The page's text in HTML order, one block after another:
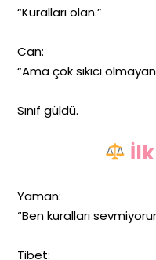
“Kuralları olan.”
Can:
“Ama çok sıkıcı
Sınıf güldü.
Yaman:
“Ben kuralları
Tibet: